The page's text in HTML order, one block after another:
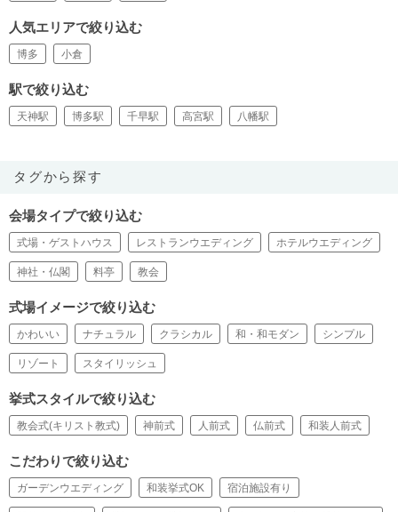
人気エリアで絞り込む
博多 小倉
駅で絞り込む
天神駅 博多駅 千早駅 高宮駅 八幡駅
タグから探す
会場タイプで絞り込む
式場・ゲストハウス レストランウエディング ホテルウエディング
神社・仏閣 料亭 教会
式場イメージで絞り込む
かわいい ナチュラル クラシカル 和・和モダン シンプル
リゾート スタイリッシュ
挙式スタイルで絞り込む
教会式(キリスト教式) 神前式 人前式 仏前式 和装人前式
こだわりで絞り込む
ガーデンウエディング 和装挙式OK 宿泊施設有り